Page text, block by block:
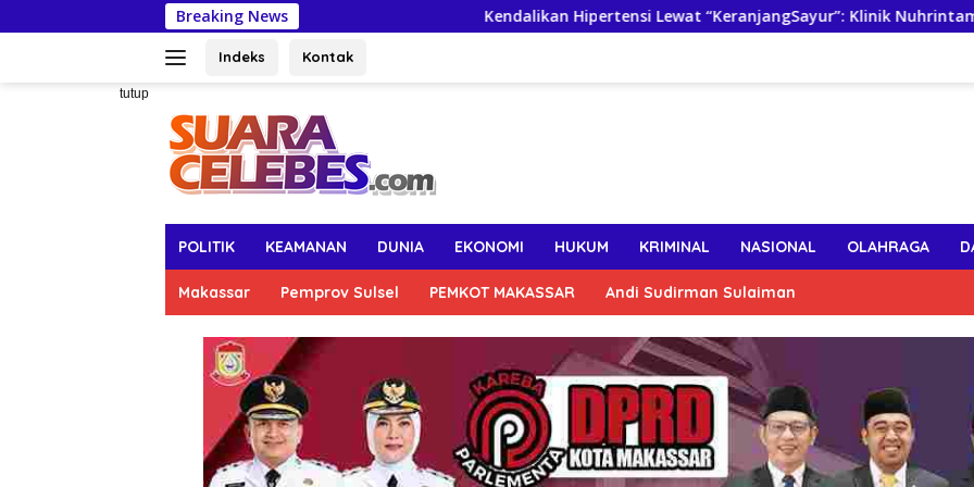
ke
Breaking News Kendalikan Hipertensi Lewat “KeranjangSayur”: Klinik Nuhrintama Luncurkan
Indeks Kontak
tutup
POLITIK KEAMANAN DUNIA EKONOMI HUKUM KRIMINAL NASIONAL OLAHRAGA
Makassar Pemprov Sulsel PEMKOT MAKASSAR Andi Sudirman Sulaiman